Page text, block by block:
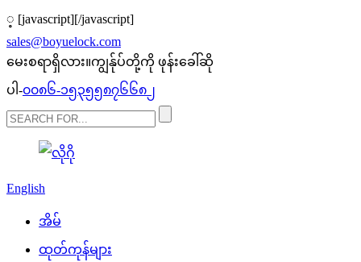
့ [javascript][/javascript]
sales@boyuelock.com
မေးစရာရှိလား။ကျွန်ုပ်တို့ကို ဖုန်းခေါ်ဆို
ပါ-၀၀၈၆-၁၅၃၅၅၈၇၆၆၈၂
English
အိမ်
ထုတ်ကုန်များ